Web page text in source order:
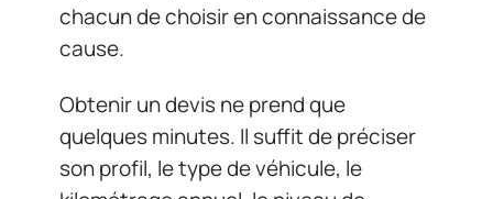
chacun de choisir en connaissance de
cause.
Obtenir un devis ne prend que
quelques minutes. Il suffit de préciser
son profil, le type de véhicule, le